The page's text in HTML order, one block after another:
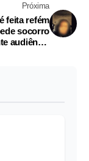
Próxima
feita refém
socorro
audiência